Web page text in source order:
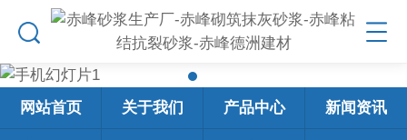
网站首页 关于我们 产品中心 新闻资讯